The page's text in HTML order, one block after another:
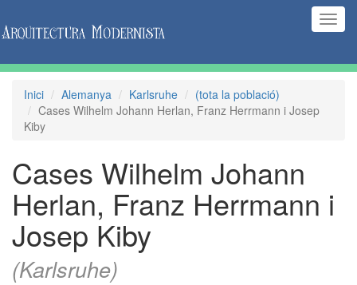
Inici Alemanya Karlsruhe
(tota la població)
Cases Wilhelm Johann Herlan, Franz Herrmann i Josep
Kiby
Cases Wilhelm Johann
Herlan, Franz Herrmann i
Josep Kiby
(Karlsruhe)